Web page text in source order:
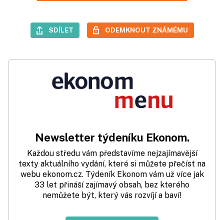
SDÍLET ODEMKNOUT ZNÁMÉMU
Newsletter týdeníku Ekonom.
Každou středu vám představíme nejzajímavější
texty aktuálního vydání, které si můžete přečíst na
webu ekonom.cz. Týdeník Ekonom vám už více jak
33 let přináší zajímavý obsah, bez kterého
nemůžete být, který vás rozvíjí a baví!